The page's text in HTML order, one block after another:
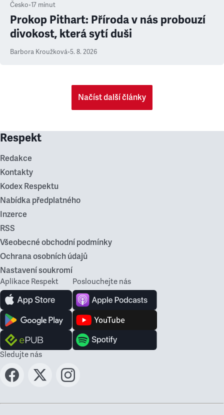
Česko•17 minut
Prokop Pithart: Příroda v nás probouzí
divokost, která sytí duši
Barbora Kroužková•5. 8. 2026
Načíst další články
Respekt
Redakce
Kontakty
Kodex Respektu
Nabídka předplatného
Inzerce
RSS
Všeobecné obchodní podmínky
Ochrana osobních údajů
Nastavení soukromí
Aplikace Respekt Poslouchejte nás
Sledujte nás